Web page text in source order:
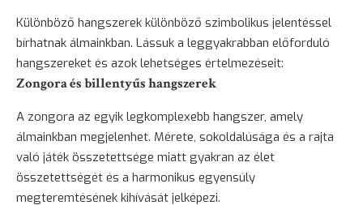
Különböző hangszerek különböző szimbolikus jelentéssel
bírhatnak álmainkban. Lássuk a leggyakrabban előforduló
hangszereket és azok lehetséges értelmezéseit:
Zongora és billentyűs hangszerek
A zongora az egyik legkomplexebb hangszer, amely
álmainkban megjelenhet. Mérete, sokoldalúsága és a rajta
való játék összetettsége miatt gyakran az élet
összetettségét és a harmonikus egyensúly
megteremtésének kihívását jelképezi.